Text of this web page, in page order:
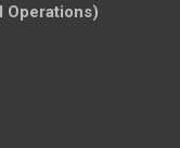
Operations)